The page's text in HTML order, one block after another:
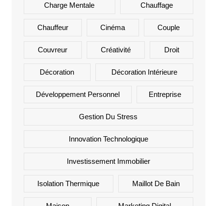
Charge Mentale Chauffage
Chauffeur Cinéma Couple
Couvreur Créativité Droit
Décoration Décoration Intérieure
Développement Personnel Entreprise
Gestion Du Stress
Innovation Technologique
Investissement Immobilier
Isolation Thermique Maillot De Bain